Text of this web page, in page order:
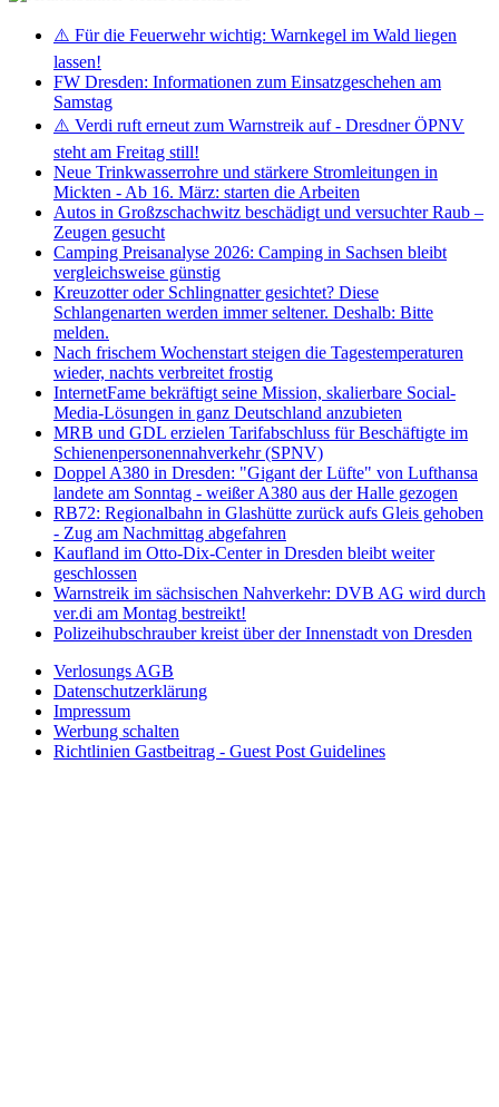
⚠️ Für die Feuerwehr wichtig: Warnkegel im Wald liegen
lassen!
FW Dresden: Informationen zum Einsatzgeschehen am
Samstag
⚠️ Verdi ruft erneut zum Warnstreik auf - Dresdner ÖPNV
steht am Freitag still!
Neue Trinkwasserrohre und stärkere Stromleitungen in
Mickten - Ab 16. März: starten die Arbeiten
Autos in Großzschachwitz beschädigt und versuchter Raub –
Zeugen gesucht
Camping Preisanalyse 2026: Camping in Sachsen bleibt
vergleichsweise günstig
Kreuzotter oder Schlingnatter gesichtet? Diese
Schlangenarten werden immer seltener. Deshalb: Bitte
melden.
Nach frischem Wochenstart steigen die Tagestemperaturen
wieder, nachts verbreitet frostig
InternetFame bekräftigt seine Mission, skalierbare Social-
Media-Lösungen in ganz Deutschland anzubieten
MRB und GDL erzielen Tarifabschluss für Beschäftigte im
Schienenpersonennahverkehr (SPNV)
Doppel A380 in Dresden: "Gigant der Lüfte" von Lufthansa
landete am Sonntag - weißer A380 aus der Halle gezogen
RB72: Regionalbahn in Glashütte zurück aufs Gleis gehoben
- Zug am Nachmittag abgefahren
Kaufland im Otto-Dix-Center in Dresden bleibt weiter
geschlossen
Warnstreik im sächsischen Nahverkehr: DVB AG wird durch
ver.di am Montag bestreikt!
Polizeihubschrauber kreist über der Innenstadt von Dresden
Verlosungs AGB
Datenschutzerklärung
Impressum
Werbung schalten
Richtlinien Gastbeitrag - Guest Post Guidelines